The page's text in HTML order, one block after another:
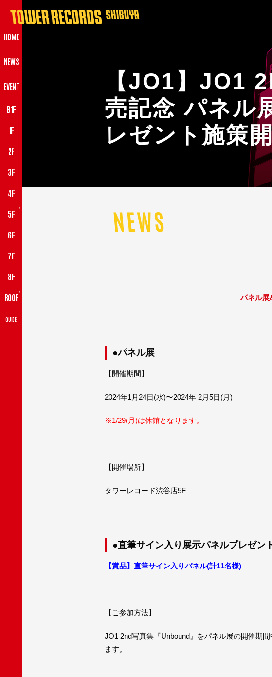
HOME
NEWS
EVENT
B1F
1F
2F
3F
4F
5F
♪
6F
7F
8F
ROOF
♪
GUIDE
【JO1】JO1
売記念 パネル
レゼント施策
NEWS
パネル展
●パネル展
【開催期間】
2024年1月24日(水)〜2024年 2月5日(月)
※1/29(月)は休館となります。
【開催場所】
タワーレコード渋谷店5F
●直筆サイン入り展示パネルプレゼン
【賞品】直筆サイン入りパネル(計11名様)
【ご参加方法】
JO1 2nd写真集『Unbound』をパネル展の開催期
ます。